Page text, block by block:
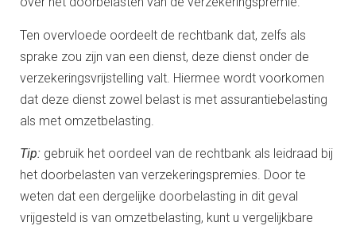
Ten overvloede oordeelt de rechtbank dat, zelfs als
sprake zou zijn van een dienst, deze dienst onder de
verzekeringsvrijstelling valt. Hiermee wordt voorkomen
dat deze dienst zowel belast is met assurantiebelasting
als met omzetbelasting.
Tip: gebruik het oordeel van de rechtbank als leidraad bij
het doorbelasten van verzekeringspremies. Door te
weten dat een dergelijke doorbelasting in dit geval
vrijgesteld is van omzetbelasting, kunt u vergelijkbare